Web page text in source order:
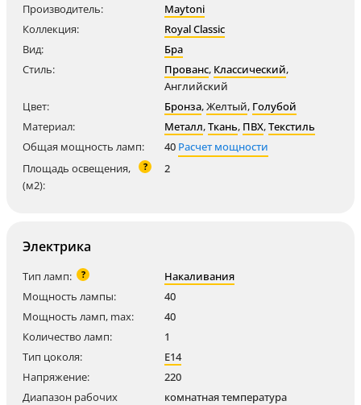
Производитель:
Maytoni
Коллекция:
Royal Classic
Вид:
Бра
Стиль:
Прованс, Классический,
Английский
Цвет:
Бронза,Желтый, Голубой
Материал:
Металл,Ткань, ПВХ,Текстиль
Общая мощность ламп:
40 Расчет мощности
Площадь освещения,
(м2):
? 2
Электрика
Тип ламп: ?
Накаливания
Мощность лампы:
40
Мощность ламп, max:
40
Количество ламп:
1
Тип цоколя:
E14
Напряжение:
220
Диапазон рабочих
комнатная температура